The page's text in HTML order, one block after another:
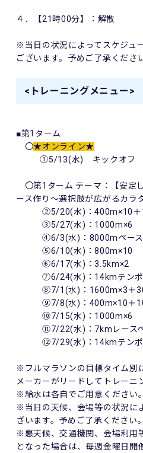
４．【21時00分】：解散
※当日の状況によってスケジュ
ございます。予めご了承くださ
<トレーニングメニュー>
■第1ターム
〇★オンライン★
①5/13(水) キックオフ
〇第1ターム テーマ：【安定
ース作り～選択肢が広がるカラ
②5/20(水)：400m×10＋
③5/27(水)：1000m×6
④6/3(水)：8000mペース
⑤6/10(水)：800m×10
⑥6/17(水)：3.5km×2
⑦6/24(水)：14kmテンポ
⑧7/1(水)：1600m×3＋
⑨7/8(水)：400m×10＋
⑩7/15(水)：1000m×6
⑪7/22(水)：7kmレースペ
⑫7/29(水)：14kmテンポ
※フルマラソンの目標タイム別
メーカーがリードしてトレーニ
※給水は各自でご用意ください。
※当日の天候、会場等の状況に
ざいます。予めご了承ください。
※悪天候、交通機関、会場利用
となった場合は、毎週金曜日開